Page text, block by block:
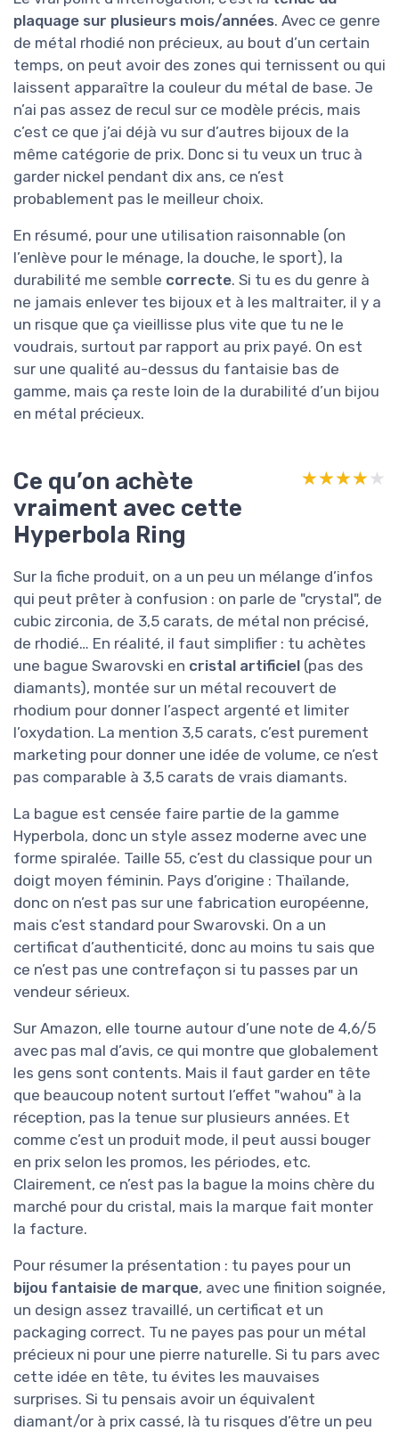
plaquage sur plusieurs mois/années. Avec ce genre
de métal rhodié non précieux, au bout d’un certain
temps, on peut avoir des zones qui ternissent ou qui
laissent apparaître la couleur du métal de base. Je
n’ai pas assez de recul sur ce modèle précis, mais
c’est ce que j’ai déjà vu sur d’autres bijoux de la
même catégorie de prix. Donc si tu veux un truc à
garder nickel pendant dix ans, ce n’est
probablement pas le meilleur choix.
En résumé, pour une utilisation raisonnable (on
l’enlève pour le ménage, la douche, le sport), la
durabilité me semble correcte. Si tu es du genre à
ne jamais enlever tes bijoux et à les maltraiter, il y a
un risque que ça vieillisse plus vite que tu ne le
voudrais, surtout par rapport au prix payé. On est
sur une qualité au-dessus du fantaisie bas de
gamme, mais ça reste loin de la durabilité d’un bijou
en métal précieux.
Ce qu’on achète
vraiment avec cette
Hyperbola Ring
★★★★★
★★★★★
Sur la fiche produit, on a un peu un mélange d’infos
qui peut prêter à confusion : on parle de "crystal", de
cubic zirconia, de 3,5 carats, de métal non précisé,
de rhodié… En réalité, il faut simplifier : tu achètes
une bague Swarovski en cristal artificiel (pas des
diamants), montée sur un métal recouvert de
rhodium pour donner l’aspect argenté et limiter
l’oxydation. La mention 3,5 carats, c’est purement
marketing pour donner une idée de volume, ce n’est
pas comparable à 3,5 carats de vrais diamants.
La bague est censée faire partie de la gamme
Hyperbola, donc un style assez moderne avec une
forme spiralée. Taille 55, c’est du classique pour un
doigt moyen féminin. Pays d’origine : Thaïlande,
donc on n’est pas sur une fabrication européenne,
mais c’est standard pour Swarovski. On a un
certificat d’authenticité, donc au moins tu sais que
ce n’est pas une contrefaçon si tu passes par un
vendeur sérieux.
Sur Amazon, elle tourne autour d’une note de 4,6/5
avec pas mal d’avis, ce qui montre que globalement
les gens sont contents. Mais il faut garder en tête
que beaucoup notent surtout l’effet "wahou" à la
réception, pas la tenue sur plusieurs années. Et
comme c’est un produit mode, il peut aussi bouger
en prix selon les promos, les périodes, etc.
Clairement, ce n’est pas la bague la moins chère du
marché pour du cristal, mais la marque fait monter
la facture.
Pour résumer la présentation : tu payes pour un
bijou fantaisie de marque, avec une finition soignée,
un design assez travaillé, un certificat et un
packaging correct. Tu ne payes pas pour un métal
précieux ni pour une pierre naturelle. Si tu pars avec
cette idée en tête, tu évites les mauvaises
surprises. Si tu pensais avoir un équivalent
diamant/or à prix cassé, là tu risques d’être un peu